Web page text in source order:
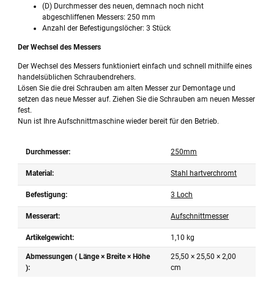
(D) Durchmesser des neuen, demnach noch nicht
abgeschliffenen Messers: 250 mm
Anzahl der Befestigungslöcher: 3 Stück
Der Wechsel des Messers
Der Wechsel des Messers funktioniert einfach und schnell mithilfe eines
handelsüblichen Schraubendrehers.
Lösen Sie die drei Schrauben am alten Messer zur Demontage und
setzen das neue Messer auf. Ziehen Sie die Schrauben am neuen Messer
fest.
Nun ist Ihre Aufschnittmaschine wieder bereit für den Betrieb.
Durchmesser: 250mm
Material: Stahl hartverchromt
Befestigung: 3 Loch
Messerart: Aufschnittmesser
Artikelgewicht: 1,10 kg
Abmessungen ( Länge × Breite × Höhe
):
25,50 × 25,50 × 2,00
cm